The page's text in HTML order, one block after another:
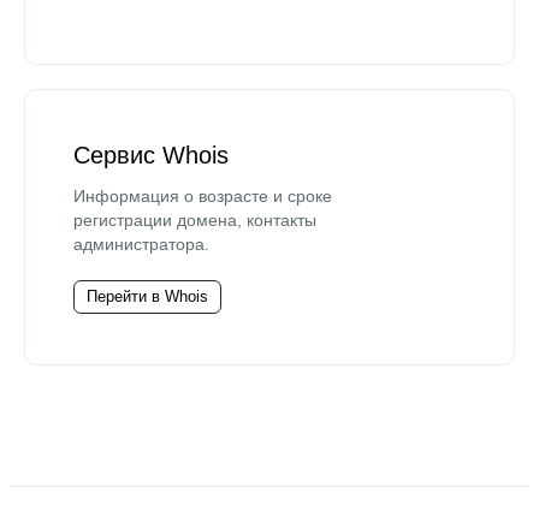
Сервис Whois
Информация о возрасте и сроке
регистрации домена, контакты
администратора.
Перейти в Whois